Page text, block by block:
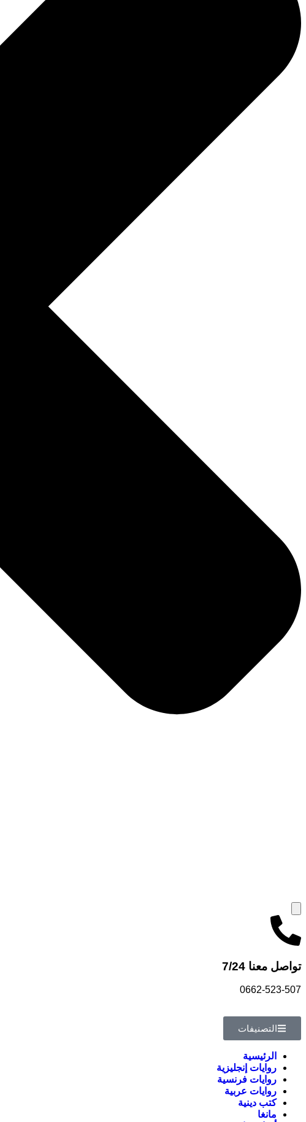
تواصل معنا 7/24
0662-523-507
التصنيفات
الرئيسية
روايات إنجليزية
روايات فرنسية
روايات عربية
كتب دينية
مانغا